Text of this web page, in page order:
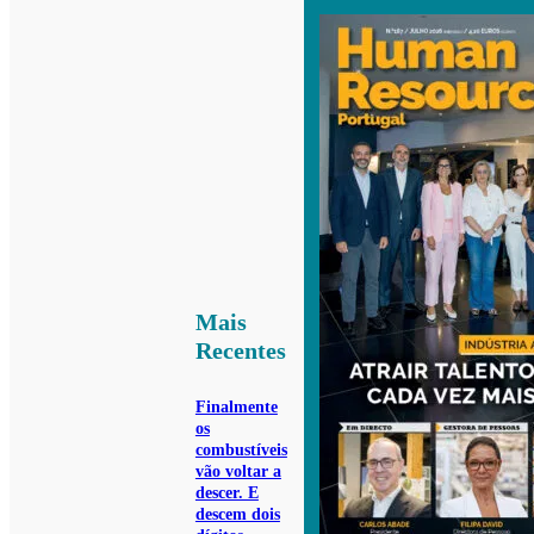
Mais
Recentes
Finalmente
os
combustíveis
vão voltar a
descer. E
descem dois